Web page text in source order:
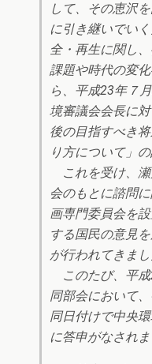
して、その恵沢
に引き継いでい
全・再生に関し
課題や時代の変
ら、平成23年７
境審議会会長に
後の目指すべき
り方について」
これを受け、瀬
会のもとに諮問
画専門委員会を
する国民の意見
が行われてきまし
このたび、平成
同部会において
同日付けで中央
に答申がなされま